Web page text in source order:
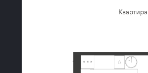
Квартира